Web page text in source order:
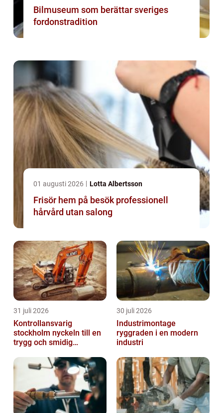
Bilmuseum som berättar sveriges
fordonstradition
01 augusti 2026 Lotta Albertsson
Frisör hem på besök professionell
hårvård utan salong
31 juli 2026
Kontrollansvarig
stockholm nyckeln till en
trygg och smidig
30 juli 2026
Industrimontage
ryggraden i en modern
industri